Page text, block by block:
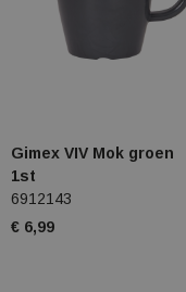
Gimex VIV Mok groen
1st
6912143
€ 6,99